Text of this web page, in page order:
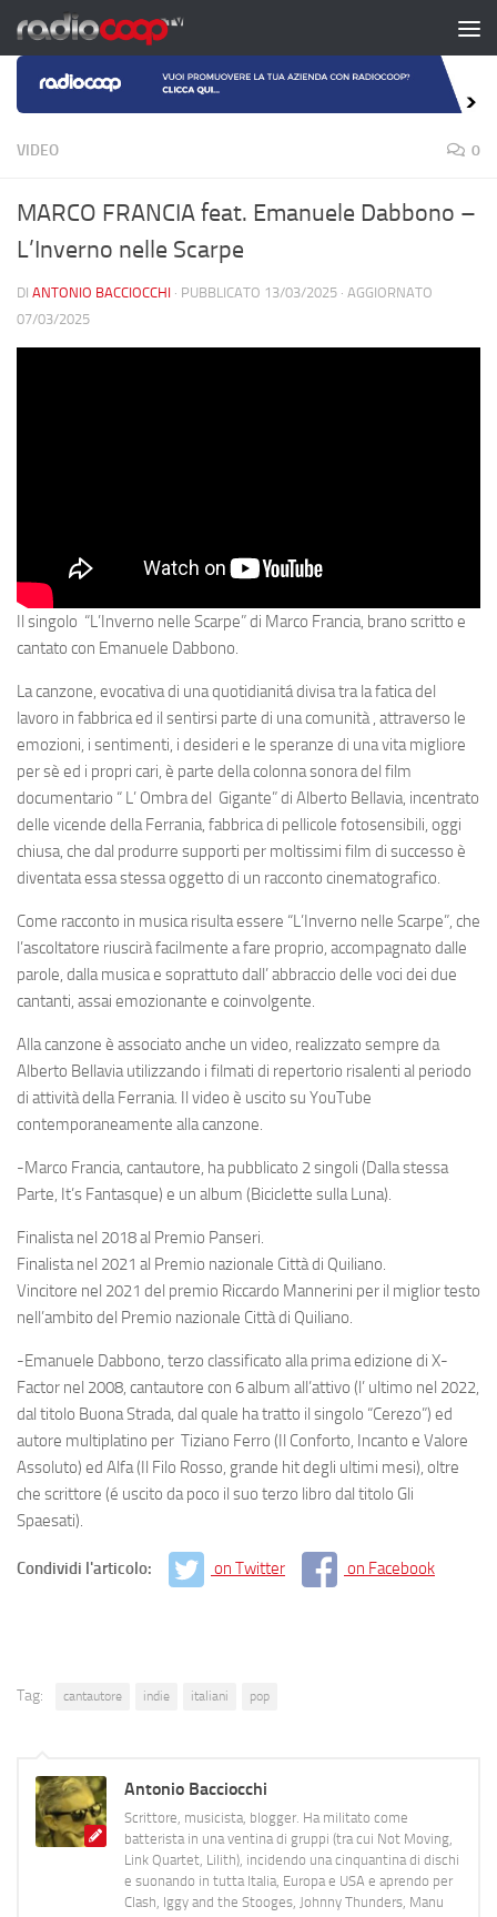
Salta al contenuto
VIDEO 0
MARCO FRANCIA feat. Emanuele Dabbono –
L’Inverno nelle Scarpe
DI ANTONIO BACCIOCCHI · PUBBLICATO 13/03/2025 · AGGIORNATO
07/03/2025
Il singolo “L’Inverno nelle Scarpe” di Marco Francia, brano scritto e
cantato con Emanuele Dabbono.
La canzone, evocativa di una quotidianitá divisa tra la fatica del
lavoro in fabbrica ed il sentirsi parte di una comunità , attraverso le
emozioni, i sentimenti, i desideri e le speranze di una vita migliore
per sè ed i propri cari, è parte della colonna sonora del film
documentario “ L’ Ombra del Gigante” di Alberto Bellavia, incentrato
delle vicende della Ferrania, fabbrica di pellicole fotosensibili, oggi
chiusa, che dal produrre supporti per moltissimi film di successo è
diventata essa stessa oggetto di un racconto cinematografico.
Come racconto in musica risulta essere “L’Inverno nelle Scarpe”, che
l’ascoltatore riuscirà facilmente a fare proprio, accompagnato dalle
parole, dalla musica e soprattuto dall’ abbraccio delle voci dei due
cantanti, assai emozionante e coinvolgente.
Alla canzone è associato anche un video, realizzato sempre da
Alberto Bellavia utilizzando i filmati di repertorio risalenti al periodo
di attività della Ferrania. Il video è uscito su YouTube
contemporaneamente alla canzone.
-Marco Francia, cantautore, ha pubblicato 2 singoli (Dalla stessa
Parte, It’s Fantasque) e un album (Biciclette sulla Luna).
Finalista nel 2018 al Premio Panseri.
Finalista nel 2021 al Premio nazionale Città di Quiliano.
Vincitore nel 2021 del premio Riccardo Mannerini per il miglior testo
nell’ambito del Premio nazionale Città di Quiliano.
-Emanuele Dabbono, terzo classificato alla prima edizione di X-
Factor nel 2008, cantautore con 6 album all’attivo (l’ ultimo nel 2022,
dal titolo Buona Strada, dal quale ha tratto il singolo “Cerezo”) ed
autore multiplatino per Tiziano Ferro (Il Conforto, Incanto e Valore
Assoluto) ed Alfa (Il Filo Rosso, grande hit degli ultimi mesi), oltre
che scrittore (é uscito da poco il suo terzo libro dal titolo Gli
Spaesati).
Condividi l'articolo: on Twitter on Facebook
Tag: cantautore indie italiani pop
Antonio Bacciocchi
Scrittore, musicista, blogger. Ha militato come
batterista in una ventina di gruppi (tra cui Not Moving,
Link Quartet, Lilith), incidendo una cinquantina di dischi
e suonando in tutta Italia, Europa e USA e aprendo per
Clash, Iggy and the Stooges, Johnny Thunders, Manu